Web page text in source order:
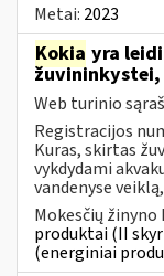
Metai: 2023
Kokia yra
Web turinio
Registracijos
Kuras, skirtas
vykdydami
vandenyse
Mokesčių
produktai (II
(energiniai